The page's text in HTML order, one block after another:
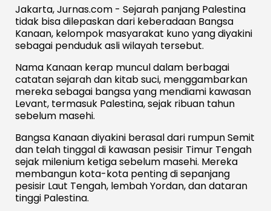
Jakarta, Jurnas.com - Sejarah panjang Palestina
tidak bisa dilepaskan dari keberadaan Bangsa
Kanaan, kelompok masyarakat kuno yang diyakini
sebagai penduduk asli wilayah tersebut.
Nama Kanaan kerap muncul dalam berbagai
catatan sejarah dan kitab suci, menggambarkan
mereka sebagai bangsa yang mendiami kawasan
Levant, termasuk Palestina, sejak ribuan tahun
sebelum masehi.
Bangsa Kanaan diyakini berasal dari rumpun Semit
dan telah tinggal di kawasan pesisir Timur Tengah
sejak milenium ketiga sebelum masehi. Mereka
membangun kota-kota penting di sepanjang
pesisir Laut Tengah, lembah Yordan, dan dataran
tinggi Palestina.